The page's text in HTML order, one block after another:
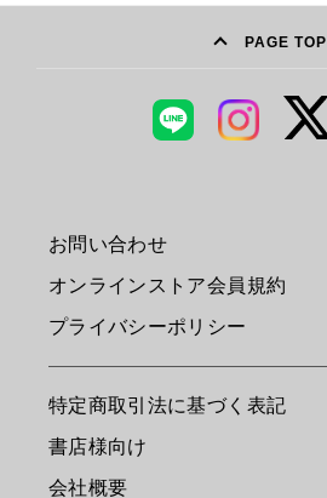
PAGE TOP
お問い合わせ
オンラインストア会員規約
プライバシーポリシー
特定商取引法に基づく表記
書店様向け
会社概要